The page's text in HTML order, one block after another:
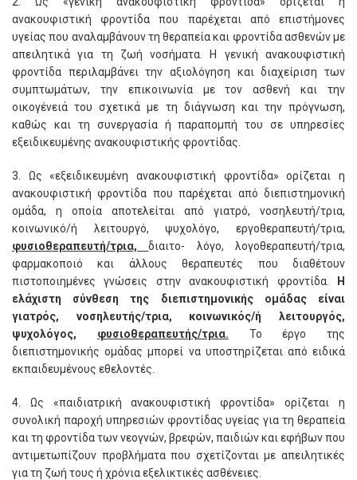
ανακουφιστική φροντίδα που παρέχεται από επιστήμονες
υγείας που αναλαμβάνουν τη θεραπεία και φροντίδα ασθενών με
απειλητικά για τη ζωή νοσήματα. Η γενική ανακουφιστική
φροντίδα περιλαμβάνει την αξιολόγηση και διαχείριση των
συμπτωμάτων, την επικοινωνία με τον ασθενή και την
οικογένειά του σχετικά με τη διάγνωση και την πρόγνωση,
καθώς και τη συνεργασία ή παραπομπή του σε υπηρεσίες
εξειδικευμένης ανακουφιστικής φροντίδας.
3. Ως «εξειδικευμένη ανακουφιστική φροντίδα» ορίζεται η
ανακουφιστική φροντίδα που παρέχεται από διεπιστημονική
ομάδα, η οποία αποτελείται από γιατρό, νοσηλευτή/τρια,
κοινωνικό/ή λειτουργό, ψυχολόγο, εργοθεραπευτή/τρια,
φυσιοθεραπευτή/τρια,διαιτο- λόγο, λογοθεραπευτή/τρια,
φαρμακοποιό και άλλους θεραπευτές που διαθέτουν
πιστοποιημένες γνώσεις στην ανακουφιστική φροντίδα.
Η
ελάχιστη σύνθεση της διεπιστημονικής ομάδας είναι
γιατρός, νοσηλευτής/τρια, κοινωνικός/ή λειτουργός,
ψυχολόγος, φυσιοθεραπευτής/τρια. Το έργο της
διεπιστημονικής ομάδας μπορεί να υποστηρίζεται από ειδικά
εκπαιδευμένους εθελοντές.
4. Ως «παιδιατρική ανακουφιστική φροντίδα» ορίζεται η
συνολική παροχή υπηρεσιών φροντίδας υγείας για τη θεραπεία
και τη φροντίδα των νεογνών, βρεφών, παιδιών και εφήβων που
αντιμετωπίζουν προβλήματα που σχετίζονται με απειλητικές
για τη ζωή τους ή χρόνια εξελικτικές ασθένειες.